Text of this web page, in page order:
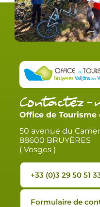
Contactez-
Office de Tourisme
50 avenue du
88600 BRUYÈRES
( Vosges )
+33 (0)3 29 50 51
Formulaire de